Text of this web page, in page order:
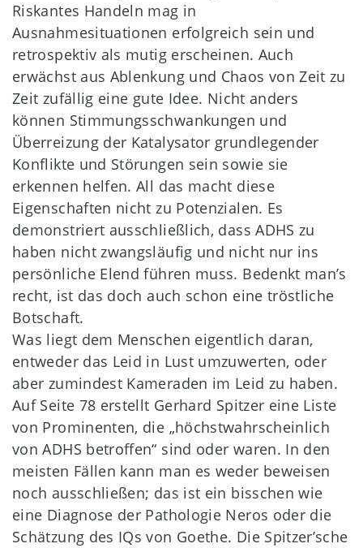
Riskantes Handeln mag in
Ausnahmesituationen erfolgreich sein und
retrospektiv als mutig erscheinen. Auch
erwächst aus Ablenkung und Chaos von Zeit zu
Zeit zufällig eine gute Idee. Nicht anders
können Stimmungsschwankungen und
Überreizung der Katalysator grundlegender
Konflikte und Störungen sein sowie sie
erkennen helfen. All das macht diese
Eigenschaften nicht zu Potenzialen. Es
demonstriert ausschließlich, dass ADHS zu
haben nicht zwangsläufig und nicht nur ins
persönliche Elend führen muss. Bedenkt man’s
recht, ist das doch auch schon eine tröstliche
Botschaft.
Was liegt dem Menschen eigentlich daran,
entweder das Leid in Lust umzuwerten, oder
aber zumindest Kameraden im Leid zu haben.
Auf Seite 78 erstellt Gerhard Spitzer eine Liste
von Prominenten, die „höchstwahrscheinlich
von ADHS betroffen“ sind oder waren. In den
meisten Fällen kann man es weder beweisen
noch ausschließen; das ist ein bisschen wie
eine Diagnose der Pathologie Neros oder die
Schätzung des IQs von Goethe. Die Spitzer’sche